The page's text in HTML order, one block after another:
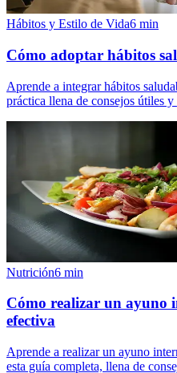
Hábitos y Estilo de Vida6 min
Cómo adoptar hábitos
Aprende a integrar hábitos
práctica llena de consejos útiles y
Nutrición6 min
Cómo realizar un ayuno
efectiva
Aprende a realizar un ayuno
esta guía completa, llena de